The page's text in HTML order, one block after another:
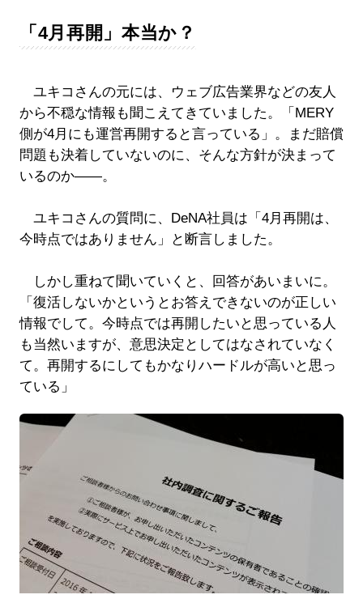
「4月再開」本当か？
ユキコさんの元には、ウェブ広告業界などの友人
から不穏な情報も聞こえてきていました。「MERY
側が4月にも運営再開すると言っている」。まだ賠償
問題も決着していないのに、そんな方針が決まって
いるのか――。
ユキコさんの質問に、DeNA社員は「4月再開は、
今時点ではありません」と断言しました。
しかし重ねて聞いていくと、回答があいまいに。
「復活しないかというとお答えできないのが正しい
情報でして。今時点では再開したいと思っている人
も当然いますが、意思決定としてはなされていなく
て。再開するにしてもかなりハードルが高いと思っ
ている」